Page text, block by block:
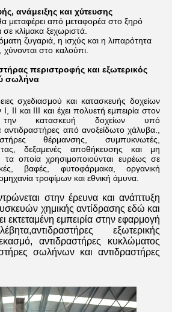
ανάμειξης και χύτευσης
μεταφέρει από μεταφορέα στο ξηρό
κλίμακα ξεχωριστά.
ζυγαριά, η ισχύς και η λιπαρότητα
στο καλούπι.
περιστροφής και εξωτερικός
σωλήνα
σχεδιασμού και κατασκευής δοχείων
ΙΙ και ΙΙΙ και έχει πολυετή εμπειρία στον
κατασκευή δοχείων υπό
από ανοξείδωτο χάλυβα.,
θέρμανσης, συμπυκνωτές,
δεξαμενές αποθήκευσης και μη
τα οποία χρησιμοποιούνται ευρέως σε
βαφές, φυτοφάρμακα, οργανική
τροφίμων και εθνική άμυνα.
στην έρευνα και ανάπτυξη
χημικής αντίδρασης εδώ και
εκτεταμένη εμπειρία στην εφαρμογή
εξωτερικής
αντιδραστήρες κυκλώματος
σωλήνων και αντιδραστήρες